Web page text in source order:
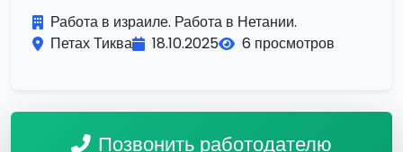
Работа в израиле. Работа в Нетании.
Петах Тиква
18.10.2025 6 просмотров
Позвонить работодателю